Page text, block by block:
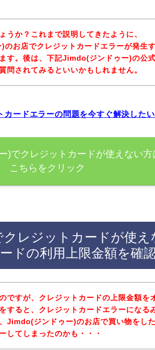
うか？これまで説明してきたように、
お店でクレジットカードエラーが発生す
す。後は、下記Jimdo(ジンドゥー)の公式
問されてみるといいかもしれません。
ードエラーの問題を今すぐ解決した
)でクレジットカードが使えない方
こちらをクリック
レジットカードが使え
ドの利用上限金額を確認
ですが、クレジットカードの上限金額を
すると、クレジットカードエラーになる
Jimdo(ジンドゥー)のお店で買い物をした
してしまったのかも・・・